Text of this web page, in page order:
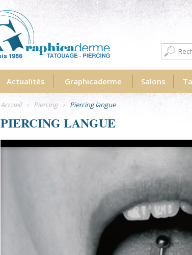
Actualités Graphicaderme Salons
Accueil › Piercing › Piercing langue
PIERCING LANGUE
photo-piercing-langue-graphicaderme.jpg